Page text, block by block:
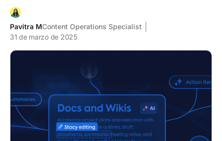
Pavitra MContent Operations Specialist
31 de marzo de 2025